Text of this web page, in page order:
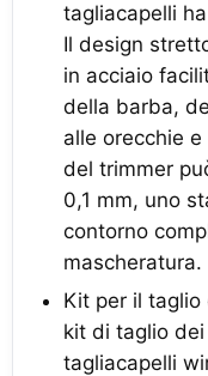
tagliacapelli
Il design
in acciaio
della barba,
alle orecchie
del trimmer
0,1 mm, uno
contorno
mascheratura.
Kit per il
kit di taglio
tagliacapelli